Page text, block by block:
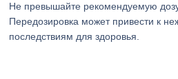
Не превышайте рекомендуемую
Передозировка может привести к
последствиям для здоровья.